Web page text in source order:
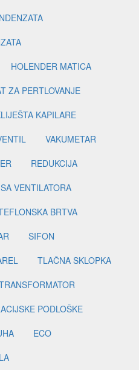
HOLENDER MATICA
ZA PERTLOVANJE
KAPILARE
VAKUMETAR
REDUKCIJA
VENTILATORA
BRTVA
SIFON
TLAČNA SKLOPKA
PODLOŠKE
ECO